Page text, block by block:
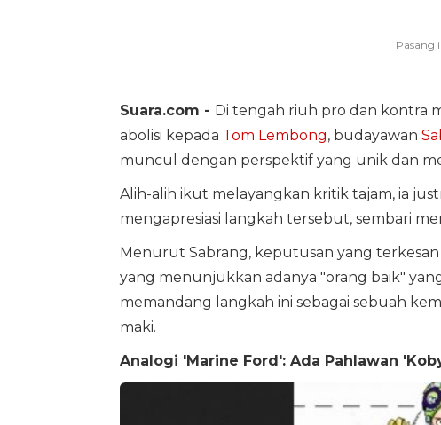
Suara.com - Di tengah riuh pro dan kontra
abolisi kepada Tom Lembong, budayawan
muncul dengan perspektif yang unik dan
Alih-alih ikut melayangkan kritik tajam, ia
mengapresiasi langkah tersebut, sembari
Menurut Sabrang, keputusan yang
yang menunjukkan adanya "orang baik"
memandang langkah ini sebagai sebuah
maki.
Analogi 'Marine Ford': Ada Pahlawan